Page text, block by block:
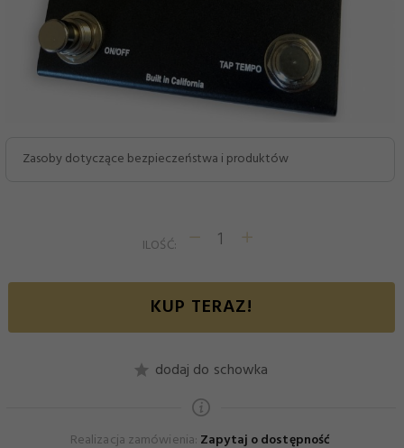
Zasoby dotyczące bezpieczeństwa i produktów
ILOŚĆ:
KUP TERAZ!
dodaj do schowka
Realizacja zamówienia: Zapytaj o dostępność